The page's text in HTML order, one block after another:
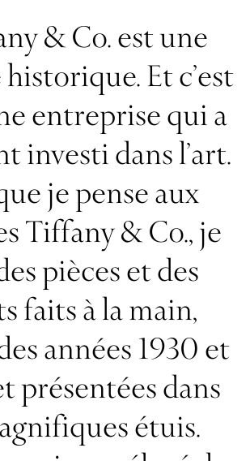
& Co. est une
Et c’est
entreprise qui a
investi dans l’art.
je pense aux
Tiffany & Co., je
pièces et des
faits à la main,
années 1930 et
présentées dans
étuis.